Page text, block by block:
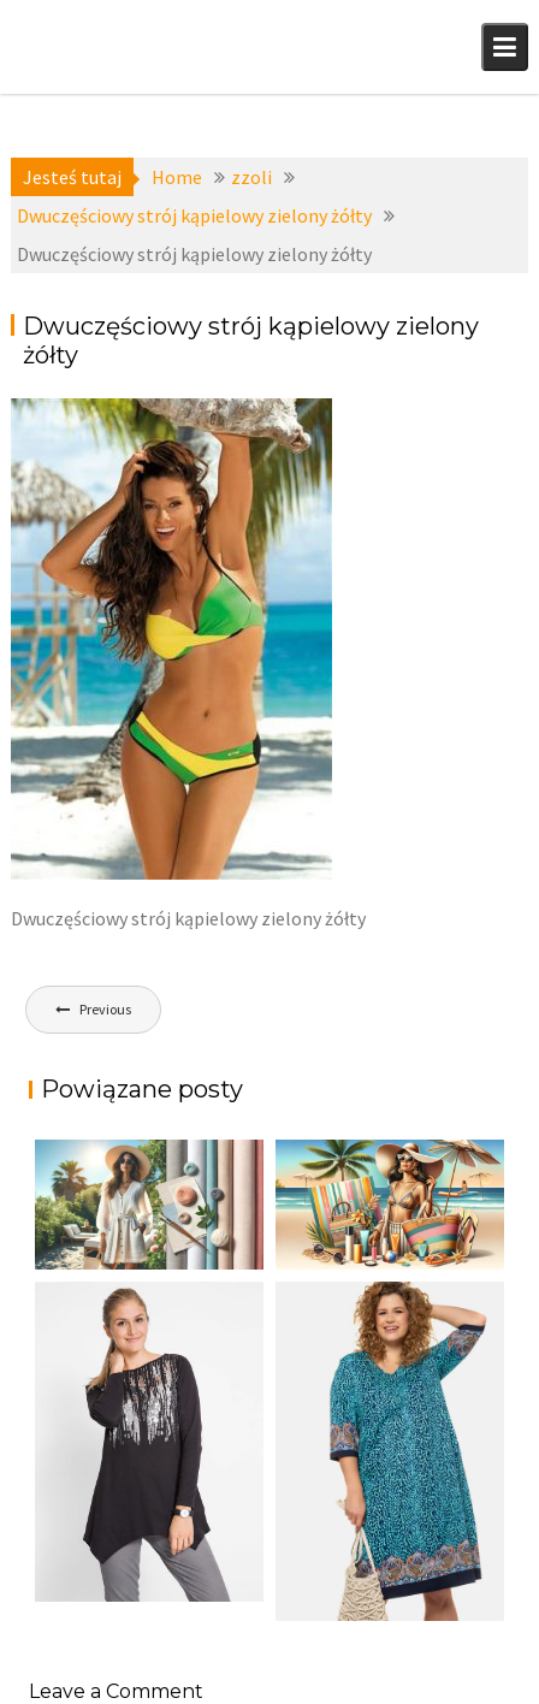
Jesteś tutaj Home
zzoli
Dwuczęściowy strój kąpielowy zielony żółty
Dwuczęściowy strój kąpielowy zielony żółty
Dwuczęściowy strój kąpielowy zielony
żółty
Dwuczęściowy strój kąpielowy zielony żółty
Nawigacja
wpisu
Previous
Powiązane posty
LETNIA MODA
PLAŻOWA: STROJE
KĄPIELOWE I
AKCESORIA, KTÓRE
MUSISZ MIEĆ
JAK STYLOWO
PRZETRWAĆ UPALNE
DNI: NAJLEPSZE
MATERIAŁY I KROJE
NA LATO
CEKINAMI CZARNY
Leave a Comment